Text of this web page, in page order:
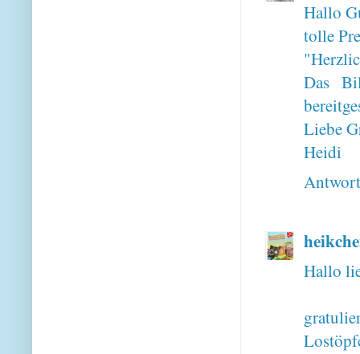
Hallo
tolle
Das
Liebe
Heidi
Hallo